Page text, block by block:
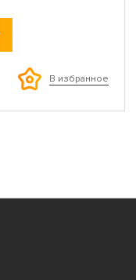
В избранное